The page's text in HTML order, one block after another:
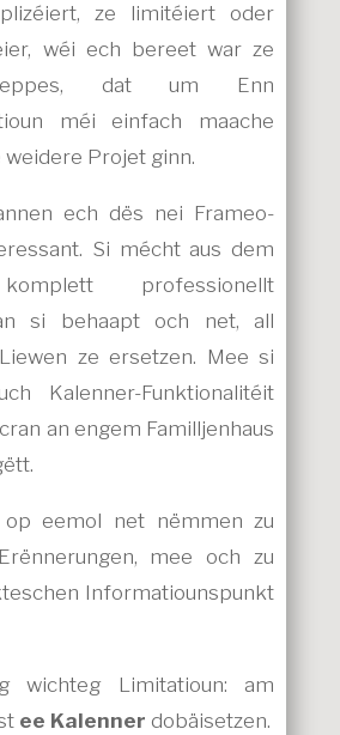
ze limitéiert oder
wéi ech bereet war ze
dat um Enn
méi einfach maache
Projet ginn.
ech dës nei Frameo-
Si mécht aus dem
professionellt
si behaapt och net, all
ze ersetzen. Mee si
Kalenner-Funktionalitéit
an engem Familljenhaus
eemol net nëmmen zu
mee och zu
Informatiounspunkt
Limitatioun: am
ee Kalenner dobäisetzen.